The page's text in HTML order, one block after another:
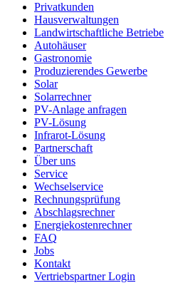
Privatkunden
Hausverwaltungen
Landwirtschaftliche Betriebe
Autohäuser
Gastronomie
Produzierendes Gewerbe
Solar
Solarrechner
PV-Anlage anfragen
PV-Lösung
Infrarot-Lösung
Partnerschaft
Über uns
Service
Wechselservice
Rechnungsprüfung
Abschlagsrechner
Energiekostenrechner
FAQ
Jobs
Kontakt
Vertriebspartner Login